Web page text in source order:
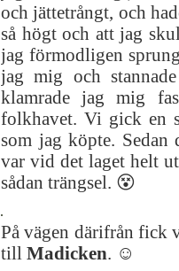
och jättetrångt, och
så högt och att jag
jag förmodligen
jag mig och
klamrade jag mig
folkhavet. Vi gick en
som jag köpte.
var vid det laget helt
sådan trängsel. 😵
På vägen därifrån fick
till Madicken. ☺